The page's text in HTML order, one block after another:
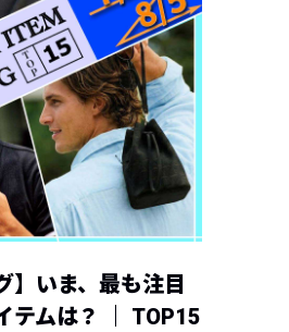
】いま、最も注目
テムは？ ｜ TOP15